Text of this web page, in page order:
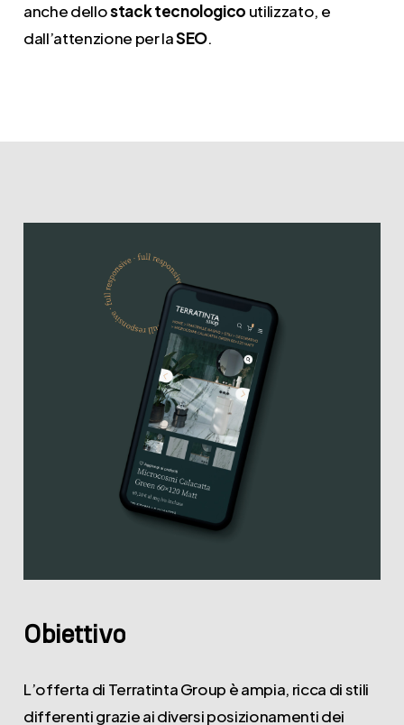
anche dellostack tecnologico utilizzato, e
dall’attenzione per laSEO.
Obiettivo
L’offerta di Terratinta Group è ampia, ricca di stili
differenti grazie ai diversi posizionamenti dei